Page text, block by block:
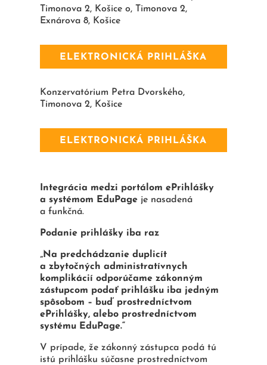
Timonova 2, Košice o, Timonova 2,
Exnárova 8, Košice
ELEKTRONICKÁ PRIHLÁŠKA
Konzervatórium Petra Dvorského,
Timonova 2, Košice
ELEKTRONICKÁ PRIHLÁŠKA
Integrácia medzi portálom ePrihlášky
a systémom EduPage je nasadená
a funkčná.
Podanie prihlášky iba raz
„Na predchádzanie duplicít
a zbytočných administratívnych
komplikácií odporúčame zákonným
zástupcom podať prihlášku iba jedným
spôsobom – buď prostredníctvom
ePrihlášky, alebo prostredníctvom
systému EduPage.“
V prípade, že zákonný zástupca podá tú
istú prihlášku súčasne prostredníctvom